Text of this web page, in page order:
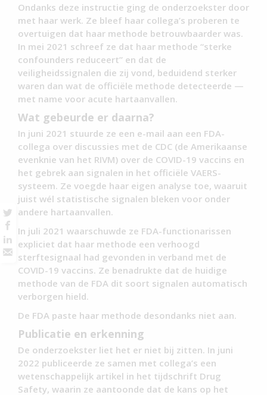
Ondanks deze instructie ging de onderzoekster door
met haar werk. Ze bleef haar collega’s proberen te
overtuigen dat haar methode betrouwbaarder was.
In mei 2021 schreef ze dat haar methode “sterke
confounders reduceert” en dat de
veiligheidssignalen die zij vond, beduidend sterker
waren dan wat de officiële methode detecteerde —
met name voor acute hartaanvallen.
Wat gebeurde er daarna?
In juni 2021 stuurde ze een e-mail aan een FDA-
collega over discussies met de CDC (de Amerikaanse
evenknie van het RIVM) over de COVID-19 vaccins en
het gebrek aan signalen in het officiële VAERS-
systeem. Ze voegde haar eigen analyse toe, waaruit
juist wél statistische signalen bleken voor onder
andere hartaanvallen.
In juli 2021 waarschuwde ze FDA-functionarissen
expliciet dat haar methode een verhoogd
sterftesignaal had gevonden in verband met de
COVID-19 vaccins. Ze benadrukte dat de huidige
methode van de FDA dit soort signalen automatisch
verborgen hield.
De FDA paste haar methode desondanks niet aan.
Publicatie en erkenning
De onderzoekster liet het er niet bij zitten. In juni
2022 publiceerde ze samen met collega’s een
wetenschappelijk artikel in het tijdschrift Drug
Safety, waarin ze aantoonde dat de kans op het